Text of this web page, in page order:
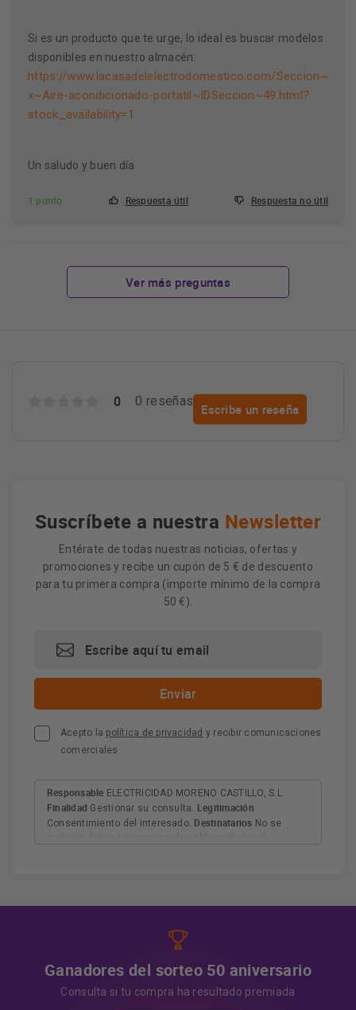
Si es un producto que te urge, lo ideal es buscar modelos
disponibles en nuestro almacén:
https://www.lacasadelelectrodomestico.com/Seccion~
x~Aire-acondicionado-portatil~IDSeccion~49.html?
stock_availability=1
Un saludo y buen día
1 punto Respuesta útil Respuesta no útil
Ver más preguntas
0 0 reseñas
Escribe un reseña
Suscríbete a nuestra Newsletter
Entérate de todas nuestras noticias, ofertas y
promociones y recibe un cupón de 5 € de descuento
para tu primera compra (importe mínimo de la compra
50 €).
Acepto la política de privacidad y recibir comunicaciones
comerciales
Responsable ELECTRICIDAD MORENO CASTILLO, S.L.
Finalidad Gestionar su consulta. Legitimación
Consentimiento del interesado. Destinatarios No se
Ganadores del sorteo 50 aniversario
Consulta si tu compra ha resultado premiada